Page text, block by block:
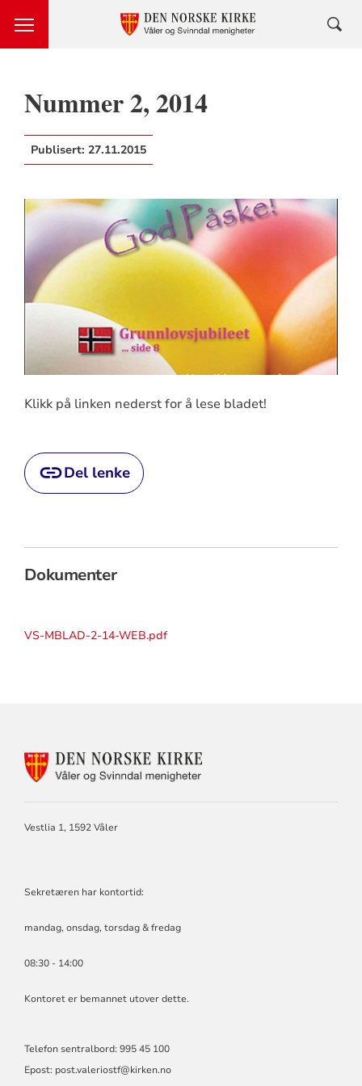
Nummer 2, 2014
Publisert: 27.11.2015
Klikk på linken nederst for å lese bladet!
Del lenke
Dokumenter
VS-MBLAD-2-14-WEB.pdf
KONTAKTINFORMASJON
FOR
Vestlia 1, 1592 Våler
Sekretæren har kontortid:
mandag, onsdag, torsdag & fredag
08:30 - 14:00
Kontoret er bemannet utover dette.
Telefon sentralbord: 995 45 100
Epost: post.valeriostf@kirken.no